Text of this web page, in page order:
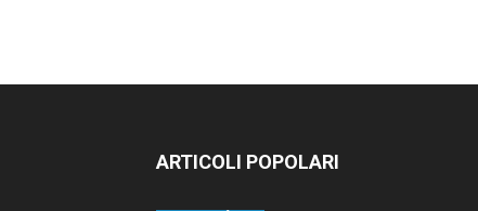
ARTICOLI POPOLARI